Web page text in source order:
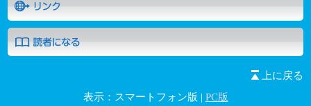
上に戻る
表示：スマートフォン版 | PC版